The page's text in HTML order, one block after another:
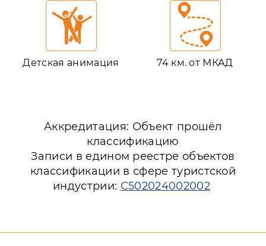
Детская анимация 74 км. от МКАД
Аккредитация: Объект прошёл
классификацию
Записи в едином реестре объектов
классификации в сфере туристской
индустрии: С502024002002